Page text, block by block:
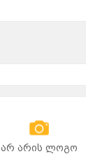
არ არის ლოგო